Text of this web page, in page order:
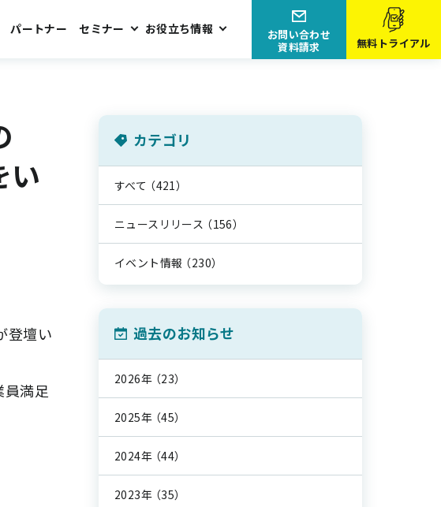
パートナー セミナー お役立ち情報
無料トライアル
お問い合わせ
資料請求
い
登壇い
員満足
カテゴリ
すべて （421）
ニュースリリース （156）
イベント情報 （230）
過去のお知らせ
2026年 （23）
2025年 （45）
2024年 （44）
2023年 （35）